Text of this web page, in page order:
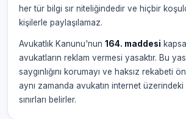
her tür bilgi sır niteliğindedir ve hiçbir
kişilerle paylaşılamaz.
Avukatlık Kanunu'nun 164. maddesi
avukatların reklam vermesi yasaktır. Bu
saygınlığını korumayı ve haksız rekabeti
aynı zamanda avukatın internet üzerindeki
sınırları belirler.